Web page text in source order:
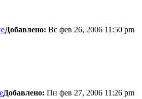
Добавлено: Вс фев 26, 2006 11:50 pm
Добавлено: Пн фев 27, 2006 11:26 pm